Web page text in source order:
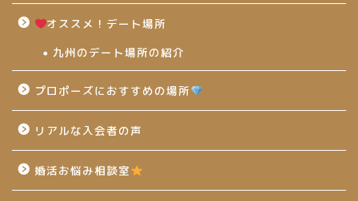
オススメ！デート場所
九州のデート場所の紹介
プロポーズにおすすめの場所
リアルな入会者の声
婚活お悩み相談室